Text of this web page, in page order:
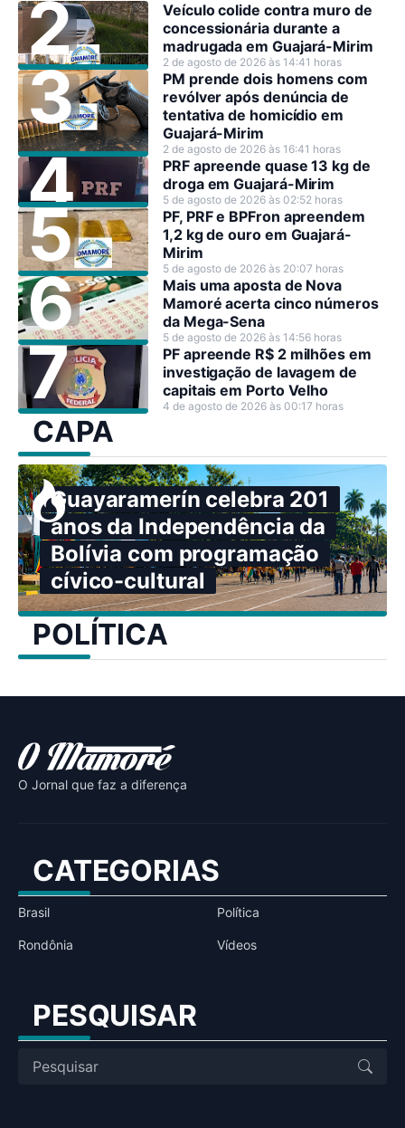
Veículo colide contra muro de
concessionária durante a
madrugada em Guajará-Mirim
2 de agosto de 2026 às 14:41 horas
PM prende dois homens com
revólver após denúncia de
tentativa de homicídio em
Guajará-Mirim
2 de agosto de 2026 às 16:41 horas
PRF apreende quase 13 kg de
droga em Guajará-Mirim
5 de agosto de 2026 às 02:52 horas
PF, PRF e BPFron apreendem
1,2 kg de ouro em Guajará-
Mirim
5 de agosto de 2026 às 20:07 horas
Mais uma aposta de Nova
Mamoré acerta cinco números
da Mega-Sena
5 de agosto de 2026 às 14:56 horas
PF apreende R$ 2 milhões em
investigação de lavagem de
capitais em Porto Velho
4 de agosto de 2026 às 00:17 horas
CAPA
Guayaramerín celebra 201
anos da Independência da
Bolívia com programação
cívico-cultural
POLÍTICA
O Jornal que faz a diferença
CATEGORIAS
Brasil Política
Rondônia Vídeos
PESQUISAR